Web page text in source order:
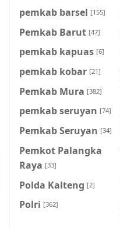
pemkab barsel [155]
Pemkab Barut [47]
pemkab kapuas [6]
pemkab kobar [21]
Pemkab Mura [382]
pemkab seruyan [74]
Pemkab Seruyan [34]
Pemkot Palangka
Raya [33]
Polda Kalteng [2]
Polri [362]